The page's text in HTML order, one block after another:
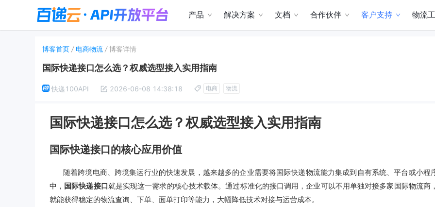
产品 解决方案 文档 合作伙伴 客户支持 物流
博客首页 / 电商物流 /博客详情
国际快递接口怎么选？权威选型接入实用指南
快递100API 2026-06-08 14:38:18 电商 物流
国际快递接口怎么选？权威选型接入实用指南
国际快递接口的核心应用价值
随着跨境电商、跨境集运行业的快速发展，越来越多的企业需要将国际快递物流能力集成到自有系统、平台或小程
中， 国际快递接口就是实现这一需求的核心技术载体。通过标准化的接口调用，企业可以不用单独对接多家国际物流商
就能获得稳定的物流查询、下单、面单打印等能力，大幅降低技术对接与运营成本。